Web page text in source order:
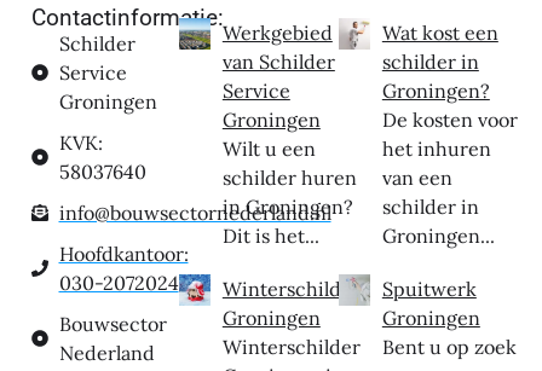
Contactinformatie:
Schilder
Service
Groningen
KVK:
58037640
info@bouwsectornederland.nl
Hoofdkantoor:
030-2072024
Bouwsector
Nederland
Werkgebied
van Schilder
Service
Groningen
Wilt u een
schilder huren
in Groningen?
Dit is het...
Winterschilder
Groningen
Winterschilder
Wat kost een
schilder in
Groningen?
De kosten voor
het inhuren
van een
schilder in
Groningen...
Spuitwerk
Groningen
Bent u op zoek